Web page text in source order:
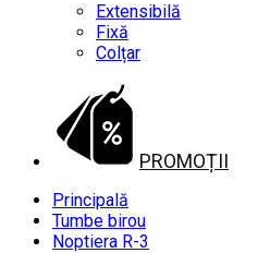
Extensibilă
Fixă
Colțar
PROMOȚII
Principală
Tumbe birou
Noptiera R-3